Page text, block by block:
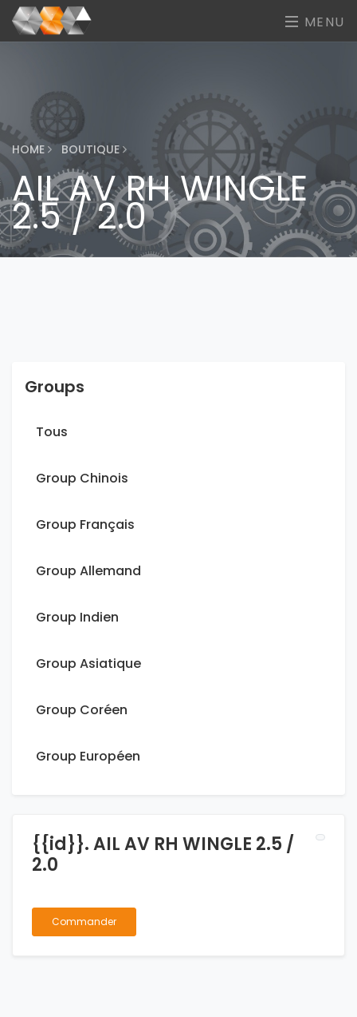
MENU
HOME BOUTIQUE
AIL AV RH WINGLE
2.5 / 2.0
Groups
Tous
Group Chinois
Group Français
Group Allemand
Group Indien
Group Asiatique
Group Coréen
Group Européen
{{id}}. AIL AV RH WINGLE 2.5 /
2.0
Commander